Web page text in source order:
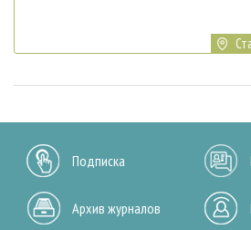
Подписка
Архив журналов